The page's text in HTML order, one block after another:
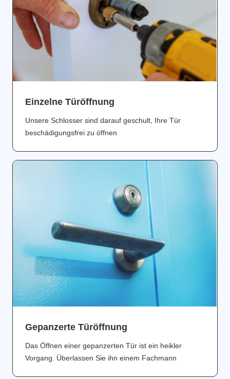
Einzelne Türöffnung
Unsere Schlosser sind darauf geschult, Ihre Tür
beschädigungsfrei zu öffnen
Gepanzerte Türöffnung
Das Öffnen einer gepanzerten Tür ist ein heikler
Vorgang. Überlassen Sie ihn einem Fachmann